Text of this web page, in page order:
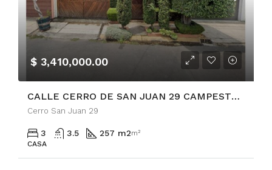
$ 3,410,000.00
CALLE CERRO DE SAN JUAN 29 CAMPESTRE CHURUBUSCO
Cerro San Juan 29
3 3.5 257 m2m²
CASA